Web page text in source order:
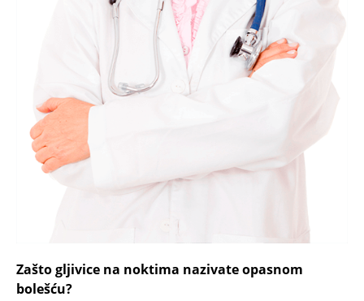
Zašto gljivice na noktima nazivate opasnom
bolešću?